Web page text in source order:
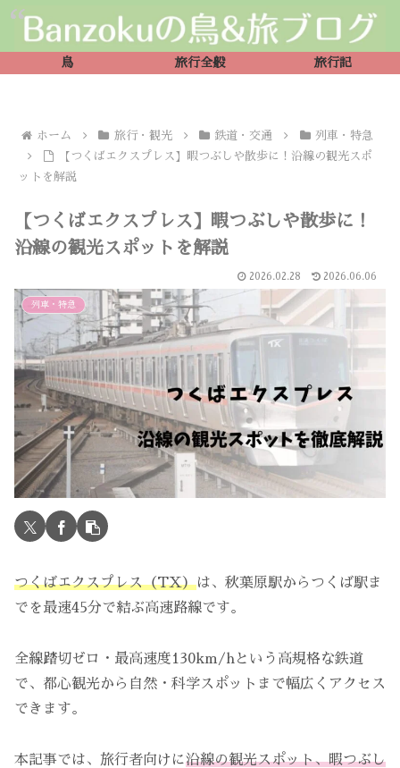
鳥 旅行全般 旅行記
ホーム 旅行・観光 鉄道・交通
列車・特急
【つくばエクスプレス】暇つぶしや散歩に！沿線の観光スポ
ットを解説
【つくばエクスプレス】暇つぶしや散歩に！
沿線の観光スポットを解説
2026.02.28 2026.06.06
列車・特急
つくばエクスプレス（TX）は、秋葉原駅からつくば駅ま
でを最速45分で結ぶ高速路線です。
全線踏切ゼロ・最高速度130km/hという高規格な鉄道
で、都心観光から自然・科学スポットまで幅広くアクセス
できます。
本記事では、旅行者向けに沿線の観光スポット、暇つぶし